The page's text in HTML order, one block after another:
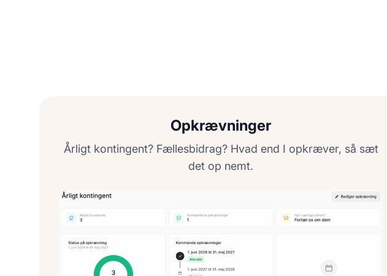
Opkrævninger
Årligt kontingent? Fællesbidrag? Hvad end I opkræver, så sæt
det op nemt.